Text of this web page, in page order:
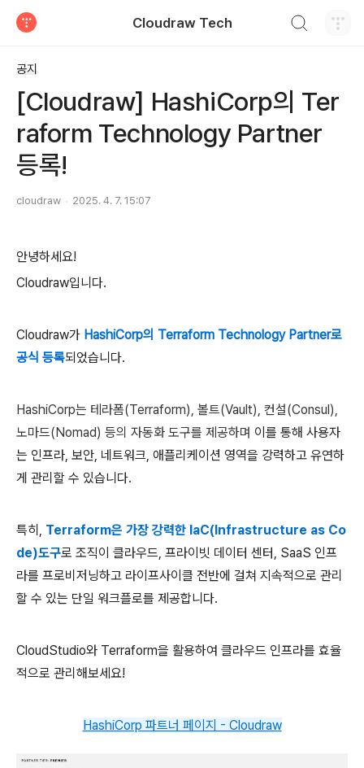
Cloudraw Tech
공지
[Cloudraw] HashiCorp의 Ter
raform Technology Partner
등록!
cloudraw 2025. 4. 7. 15:07
안녕하세요!
Cloudraw입니다.
Cloudraw가 HashiCorp의 Terraform Technology Partner로
공식 등록되었습니다.
HashiCorp는 테라폼(Terraform), 볼트(Vault), 컨설(Consul),
노마드(Nomad) 등의 자동화 도구를 제공하며 이를 통해 사용자
는 인프라, 보안, 네트워크, 애플리케이션 영역을 강력하고 유연하
게 관리할 수 있습니다.
특히, Terraform은 가장 강력한 IaC(Infrastructure as Co
de)도구로 조직이 클라우드, 프라이빗 데이터 센터, SaaS 인프
라를 프로비저닝하고 라이프사이클 전반에 걸쳐 지속적으로 관리
할 수 있는 단일 워크플로를 제공합니다.
CloudStudio와 Terraform을 활용하여 클라우드 인프라를 효율
적으로 관리해보세요!
HashiCorp 파트너 페이지 - Cloudraw